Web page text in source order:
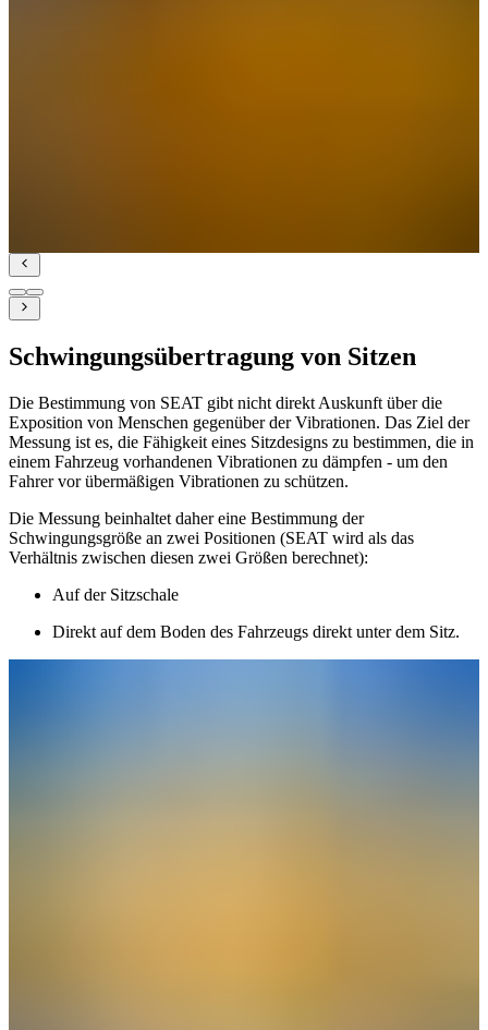
Schwingungsübertragung von Sitzen
Die Bestimmung von SEAT gibt nicht direkt Auskunft über die
Exposition von Menschen gegenüber der Vibrationen. Das Ziel der
Messung ist es, die Fähigkeit eines Sitzdesigns zu bestimmen, die in
einem Fahrzeug vorhandenen Vibrationen zu dämpfen - um den
Fahrer vor übermäßigen Vibrationen zu schützen.
Die Messung beinhaltet daher eine Bestimmung der
Schwingungsgröße an zwei Positionen (SEAT wird als das
Verhältnis zwischen diesen zwei Größen berechnet):
Auf der Sitzschale
Direkt auf dem Boden des Fahrzeugs direkt unter dem Sitz.